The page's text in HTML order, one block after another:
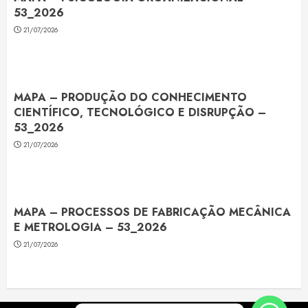
53_2026
21/07/2026
MAPA – PRODUÇÃO DO CONHECIMENTO
CIENTÍFICO, TECNOLÓGICO E DISRUPÇÃO –
53_2026
21/07/2026
MAPA – PROCESSOS DE FABRICAÇÃO MECÂNICA
E METROLOGIA – 53_2026
21/07/2026